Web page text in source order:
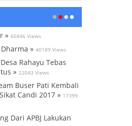
» 66846 Views
» 40189 Views
Rahayu Tebas
» 22043 Views
Buser Pati Kembali
Candi 2017 » 17399
Dari APBJ Lakukan